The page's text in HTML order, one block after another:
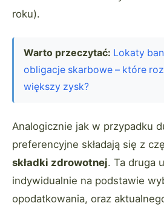
roku).
Warto przeczytać: Lokaty
obligacje skarbowe – które
większy zysk?
Analogicznie jak w przypadku
preferencyjne składają się z
składki zdrowotnej. Ta druga
indywidualnie na podstawie
opodatkowania, oraz